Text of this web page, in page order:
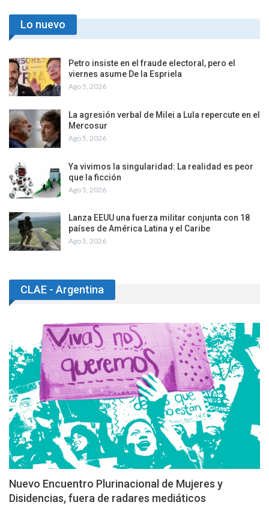
Lo nuevo
Petro insiste en el fraude electoral, pero el
viernes asume De la Espriela
Ago 5, 2026
La agresión verbal de Milei a Lula repercute en el
Mercosur
Ago 5, 2026
Ya vivimos la singularidad: La realidad es peor
que la ficción
Ago 5, 2026
Lanza EEUU una fuerza militar conjunta con 18
países de América Latina y el Caribe
Ago 5, 2026
CLAE - Argentina
Nuevo Encuentro Plurinacional de Mujeres y
Disidencias, fuera de radares mediáticos